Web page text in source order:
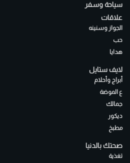
سياحة وسفر
علاقات
الجواز وسنينه
حب
هدايا
لايف ستايل
أبراج وأحلام
ع الموضة
جمالك
ديكور
مطبخ
صحتك بالدنيا
تغذية